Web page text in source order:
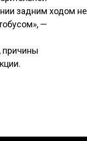
задним ходом не
—
причины